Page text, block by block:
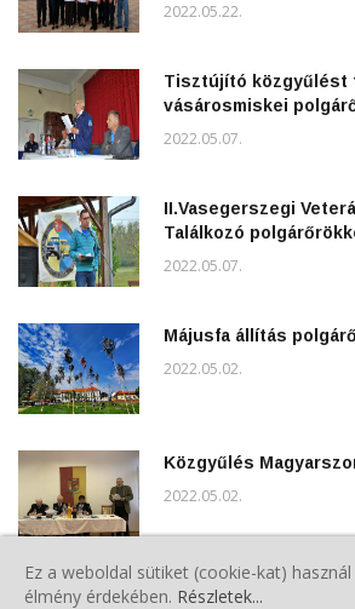
2022.05.22.
Tisztújító közgyűlést
vásárosmiskei
2022.05.07.
II.Vasegerszegi
Találkozó
2022.05.07.
Májusfa állítás
2022.05.02.
Közgyűlés
2022.05.02.
Vasi polgárőrök a XVI.
Ez a weboldal sütiket (cookie-kat)
élmény érdekében. Részletek...